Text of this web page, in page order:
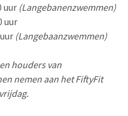
(Langebanenzwemmen)
(Langebaanzwemmen)
houders van
nemen aan het FiftyFit